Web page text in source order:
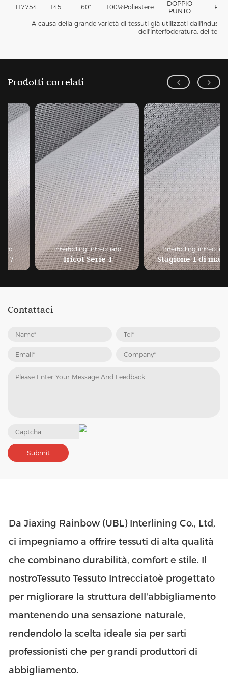
H7754 145 60" 100%Poliestere
DOPPIO
PUNTO
PA
A causa della grande varietà di tessuti già utilizzati
dell'interfoderatura, dei
Prodotti correlati
Interfoding intrecciato
Tricot Serie 4
Interfoding intrecciato
Stagione 1 di maglia
Contattaci
Da Jiaxing Rainbow (UBL) Interlining Co., Ltd,
ci impegniamo a offrire tessuti di alta qualità
che combinano durabilità, comfort e stile. Il
nostroTessuto Tessuto Intrecciatoè progettato
per migliorare la struttura dell'abbigliamento
mantenendo una sensazione naturale,
rendendolo la scelta ideale sia per sarti
professionisti che per grandi produttori di
abbigliamento.